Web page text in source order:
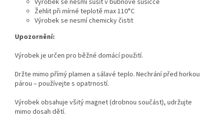
Žehlit při mírné teplotě max 110°C
Výrobek se nesmí chemicky čistit
Upozornění:
Výrobek je určen pro běžné domácí použití.
Držte mimo přímý plamen a sálavé teplo. Nechrání před horkou
párou – používejte s opatrností.
Výrobek obsahuje všitý magnet (drobnou součást), udržujte
mimo dosah dětí.